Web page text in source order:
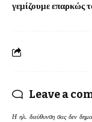
γεμίζουμε επαρκώς
Leave a
Η ηλ. διεύθυνση σας δεν